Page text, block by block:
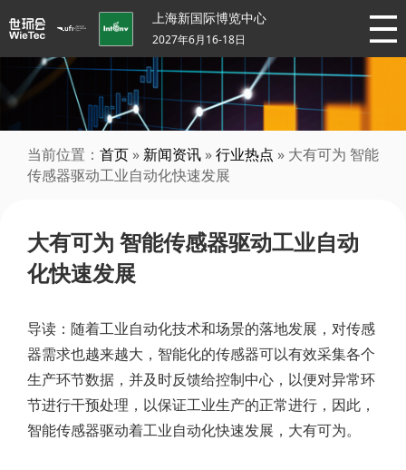
上海新国际博览中心
2027年6月16-18日
当前位置： 首页 » 新闻资讯 »行业热点 » 大有可为 智能
传感器驱动工业自动化快速发展
大有可为 智能传感器驱动工业自动
化快速发展
导读：随着工业自动化技术和场景的落地发展，对传感
器需求也越来越大，智能化的传感器可以有效采集各个
生产环节数据，并及时反馈给控制中心，以便对异常环
节进行干预处理，以保证工业生产的正常进行，因此，
智能传感器驱动着工业自动化快速发展，大有可为。